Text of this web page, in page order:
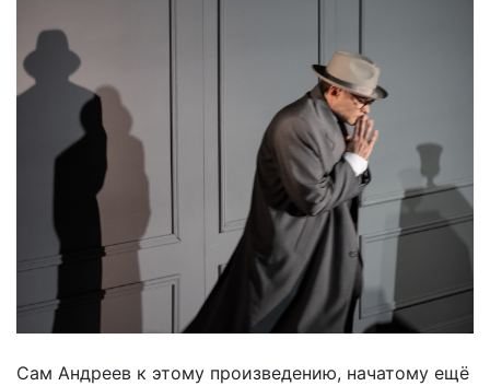
Сам Андреев к этому произведению, начатому ещё